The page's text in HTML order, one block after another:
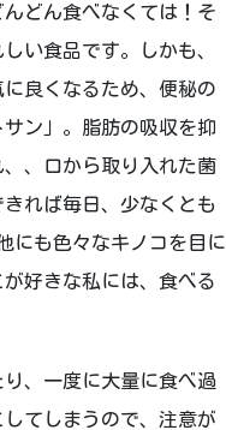
どん食べなくては！そ
い食品です。しかも、
良くなるため、便秘の
ン」。脂肪の吸収を抑
、口から取り入れた菌
れば毎日、少なくとも
にも色々なキノコを目に
好きな私には、食べる
、一度に大量に食べ過
てしまうので、注意が